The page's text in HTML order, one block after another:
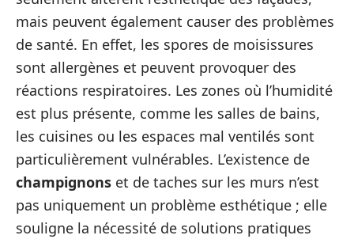
mais peuvent également causer des problèmes
de santé. En effet, les spores de moisissures
sont allergènes et peuvent provoquer des
réactions respiratoires. Les zones où l’humidité
est plus présente, comme les salles de bains,
les cuisines ou les espaces mal ventilés sont
particulièrement vulnérables. L’existence de
champignons et de taches sur les murs n’est
pas uniquement un problème esthétique ; elle
souligne la nécessité de solutions pratiques